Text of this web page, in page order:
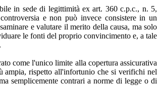
in sede di legittimità ex art. 360 c.p.c., n. 5,
e non può invece consistere in un
e valutare il merito della causa, ma solo
le fonti del proprio convincimento e, a tale
come l'unico limite alla copertura assicurativa
ampia, rispetto all'infortunio che si verifichi nel
semplicemente contrari a norme di legge o di